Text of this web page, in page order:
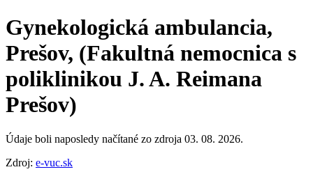
Gynekologická ambulancia,
Prešov, (Fakultná nemocnica s
poliklinikou J. A. Reimana
Prešov)
Údaje boli naposledy načítané zo zdroja 03. 08. 2026.
Zdroj: e-vuc.sk